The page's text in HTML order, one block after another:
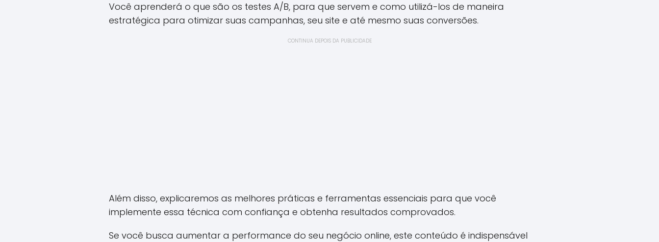
Você aprenderá o que são os testes A/B, para que servem e como utilizá-los de maneira
estratégica para otimizar suas campanhas, seu site e até mesmo suas conversões.
CONTINUA DEPOIS DA PUBLICIDADE
Além disso, explicaremos as melhores práticas e ferramentas essenciais para que você
implemente essa técnica com confiança e obtenha resultados comprovados.
Se você busca aumentar a performance do seu negócio online, este conteúdo é indispensável